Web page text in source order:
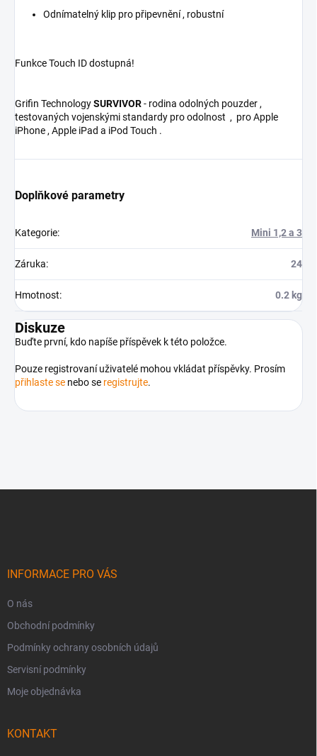
Odnímatelný klip pro připevnění , robustní
Funkce Touch ID dostupná!
Grifin TechnologySURVIVOR- rodina odolných pouzder ,
testovaných vojenskými standardy pro odolnost , pro Apple
iPhone , Apple iPad a iPod Touch .
Doplňkové parametry
Kategorie: Mini 1,2 a 3
Záruka: 24
Hmotnost: 0.2 kg
Diskuze
Buďte první, kdo napíše příspěvek k této položce.
Pouze registrovaní uživatelé mohou vkládat příspěvky. Prosím
přihlaste se nebo se registrujte.
INFORMACE PRO VÁS
O nás
Obchodní podmínky
Podmínky ochrany osobních údajů
Servisní podmínky
Moje objednávka
KONTAKT